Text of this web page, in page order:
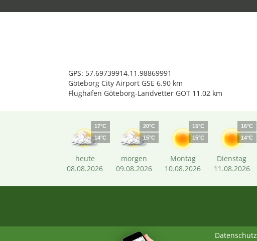
GPS: 57.69739914,11.98869991
Göteborg City Airport GSE 6.90 km
Flughafen Göteborg-Landvetter GOT 11.02 km
17°C
14°C
heute
08.08.2026
20°C
15°C
morgen
09.08.2026
15°C
15°C
Montag
10.08.2026
16°C
14°C
Dienstag
11.08.2026
Datenschutz